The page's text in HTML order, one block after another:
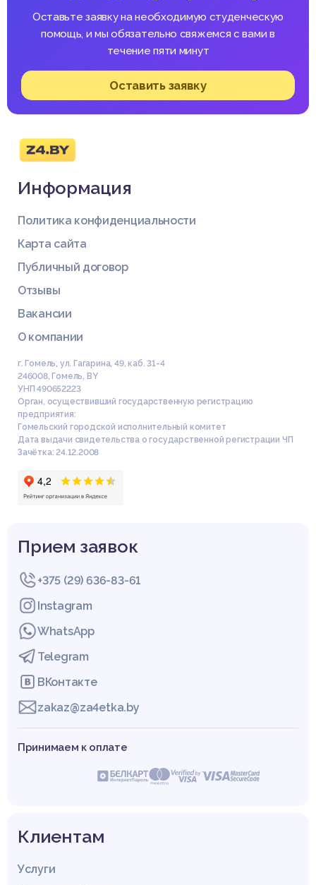
Оставьте заявку на необходимую студенческую
помощь, и мы обязательно свяжемся с вами в
течение пяти минут
Оставить заявку
Информация
Политика конфиденциальности
Карта сайта
Публичный договор
Отзывы
Вакансии
О компании
г. Гомель, ул. Гагарина, 49, каб. 31-4
246008, Гомель, BY
УНП 490652223
Орган, осуществивший государственную регистрацию
предприятия:
Гомельский городской исполнительный комитет
Дата выдачи свидетельства о государственной регистрации ЧП
Зачётка: 24.12.2008
Прием заявок
+375 (29) 636-83-61
Instagram
WhatsApp
Telegram
ВКонтакте
zakaz@za4etka.by
Принимаем к оплате
Клиентам
Услуги